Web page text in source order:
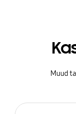
Muud